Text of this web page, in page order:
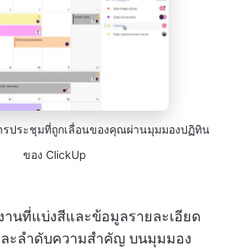
รประชุมที่ถูกเลื่อนของคุณผ่านมุมมองปฏิทิน
ของ ClickUp
นที่แบ่งสีและข้อมูลรายละเอียด
ะลำดับความสำคัญ บนมุมมอง